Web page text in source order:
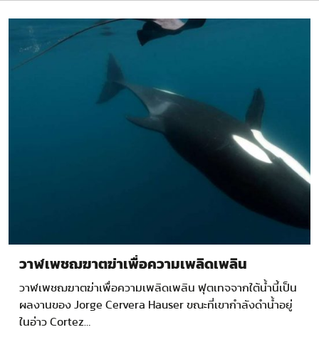
วาฬเพชฌฆาตฆ่าเพื่อความเพลิดเพลิน
วาฬเพชฌฆาตฆ่าเพื่อความเพลิดเพลิน ฟุตเทจจากใต้น้ำนี้เป็น
ผลงานของ Jorge Cervera Hauser ขณะที่เขากำลังดำน้ำอยู่
ในอ่าว Cortez…